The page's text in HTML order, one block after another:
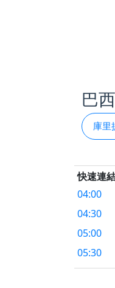
巴
庫里
快速連
04:00
04:30
05:00
05:30